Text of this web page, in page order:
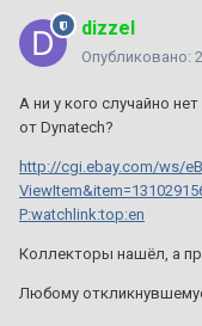
dizzel
Опубликовано:
А ни у кого случайно
от Dynatech?
http://cgi.ebay.com/ws/
P:watchlink:top:en
Коллекторы нашёл, а
Любому